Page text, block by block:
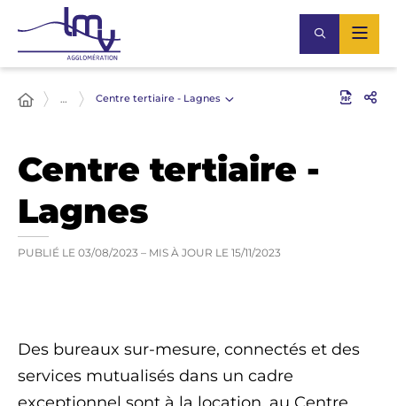
… Centre tertiaire - Lagnes
Centre tertiaire -
Lagnes
PUBLIÉ LE 03/08/2023 – MIS À JOUR LE 15/11/2023
Des bureaux sur-mesure, connectés et des
services mutualisés dans un cadre